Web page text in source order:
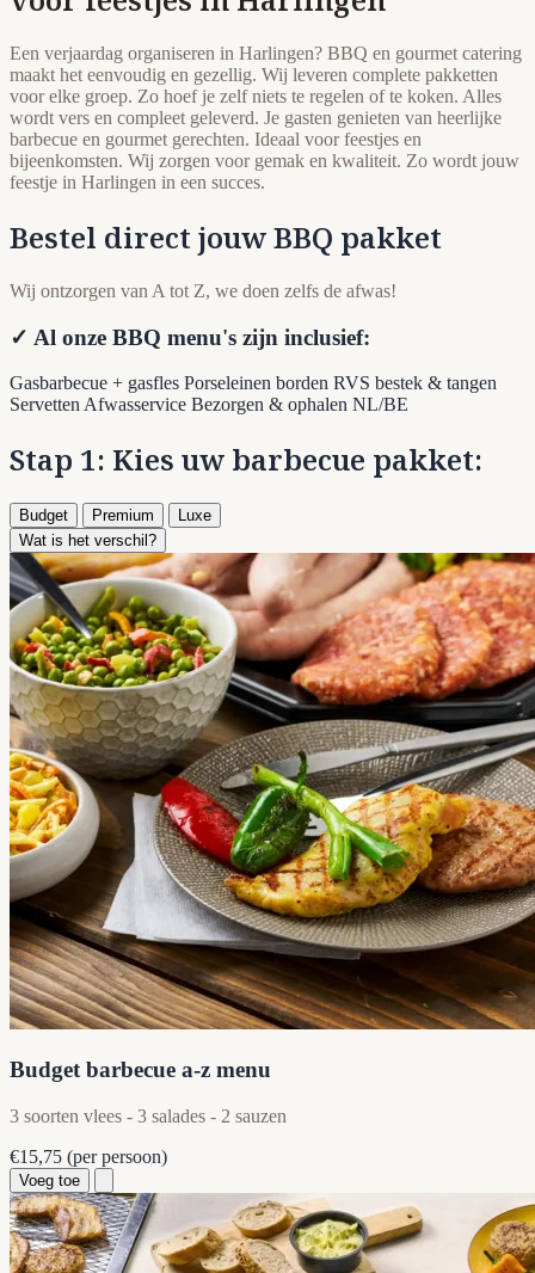
Een verjaardag organiseren in Harlingen? BBQ en gourmet catering
maakt het eenvoudig en gezellig. Wij leveren complete pakketten
voor elke groep. Zo hoef je zelf niets te regelen of te koken. Alles
wordt vers en compleet geleverd. Je gasten genieten van heerlijke
barbecue en gourmet gerechten. Ideaal voor feestjes en
bijeenkomsten. Wij zorgen voor gemak en kwaliteit. Zo wordt jouw
feestje in Harlingen in een succes.
Bestel direct jouw BBQ pakket
Wij ontzorgen van A tot Z, we doen zelfs de afwas!
✓ Al onze BBQ menu's zijn inclusief:
Gasbarbecue + gasfles Porseleinen borden RVS bestek & tangen
Servetten Afwasservice Bezorgen & ophalen NL/BE
Stap 1: Kies uw barbecue pakket:
Budget Premium
Luxe
Wat is het verschil?
Budget barbecue a-z menu
3 soorten vlees - 3 salades - 2 sauzen
€15,75 (per persoon)
Voeg toe